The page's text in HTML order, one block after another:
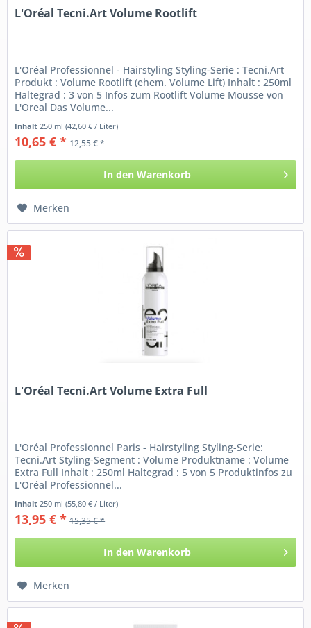
L'Oréal Tecni.Art Volume Rootlift
L'Oréal Professionnel - Hairstyling Styling-Serie : Tecni.Art
Produkt : Volume Rootlift (ehem. Volume Lift) Inhalt : 250ml
Haltegrad : 3 von 5 Infos zum Rootlift Volume Mousse von
L'Oreal Das Volume...
Inhalt 250 ml(42,60 € / Liter)
10,65 € * 12,55 € *
In den Warenkorb
Merken
L'Oréal Tecni.Art Volume Extra Full
L'Oréal Professionnel Paris - Hairstyling Styling-Serie:
Tecni.Art Styling-Segment : Volume Produktname : Volume
Extra Full Inhalt : 250ml Haltegrad : 5 von 5 Produktinfos zu
L'Oréal Professionnel...
Inhalt 250 ml(55,80 € / Liter)
13,95 € * 15,35 € *
In den Warenkorb
Merken